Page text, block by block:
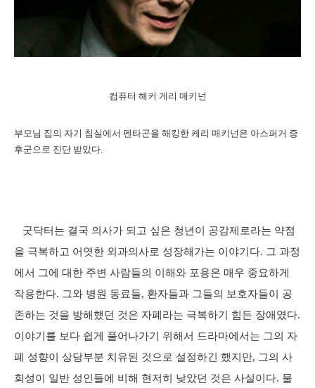
컴퓨터 해커 게리 매키넌
부모님 집의 자기 침실에서 펜타곤을 해킹한 케리 매키넌은 아스퍼거 증
후군으로 진단 받았다.
굿닥터는 결국 의사가 되고 싶은 청년이 공감제로라는 약점
을 극복하고 어엿한 외과의사로 성장해가는 이야기다. 그 과정
에서 그에 대한 주변 사람들의 이해와 포용은 매우 중요하게
작용한다. 그와 병원 동료들, 환자들과 그들의 보호자들이 공
존하는 것을 방해했던 것은 자폐라는 극복하기 힘든 장애였다.
이야기를 보다 쉽게 풀어나가기 위해서 드라마에서는 그의 자
폐 성향이 상당부분 치유된 것으로 설정하긴 했지만, 그의 사
회성이 일반 성인들에 비해 현저히 낮았던 것은 사실이다. 물